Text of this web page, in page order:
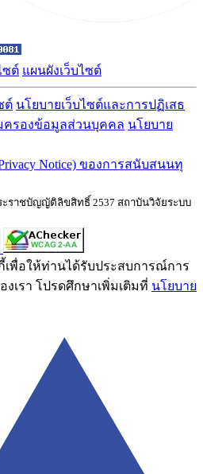
ซต์ แผนผังเว็บไซต์
ต์ นโยบายเว็บไซต์และการปฏิเสธ
ครองข้อมูลส่วนบุคคล นโยบาย
Notice) ของการสนับสนนทุ
ราชบัญญัติลิขสิทธิ์ 2537 สถาบันวิจัยระบบ
เพื่อให้ท่านได้รับประสบการณ์การ
เรา โปรดศึกษาเพิ่มเติมที่ นโยบาย